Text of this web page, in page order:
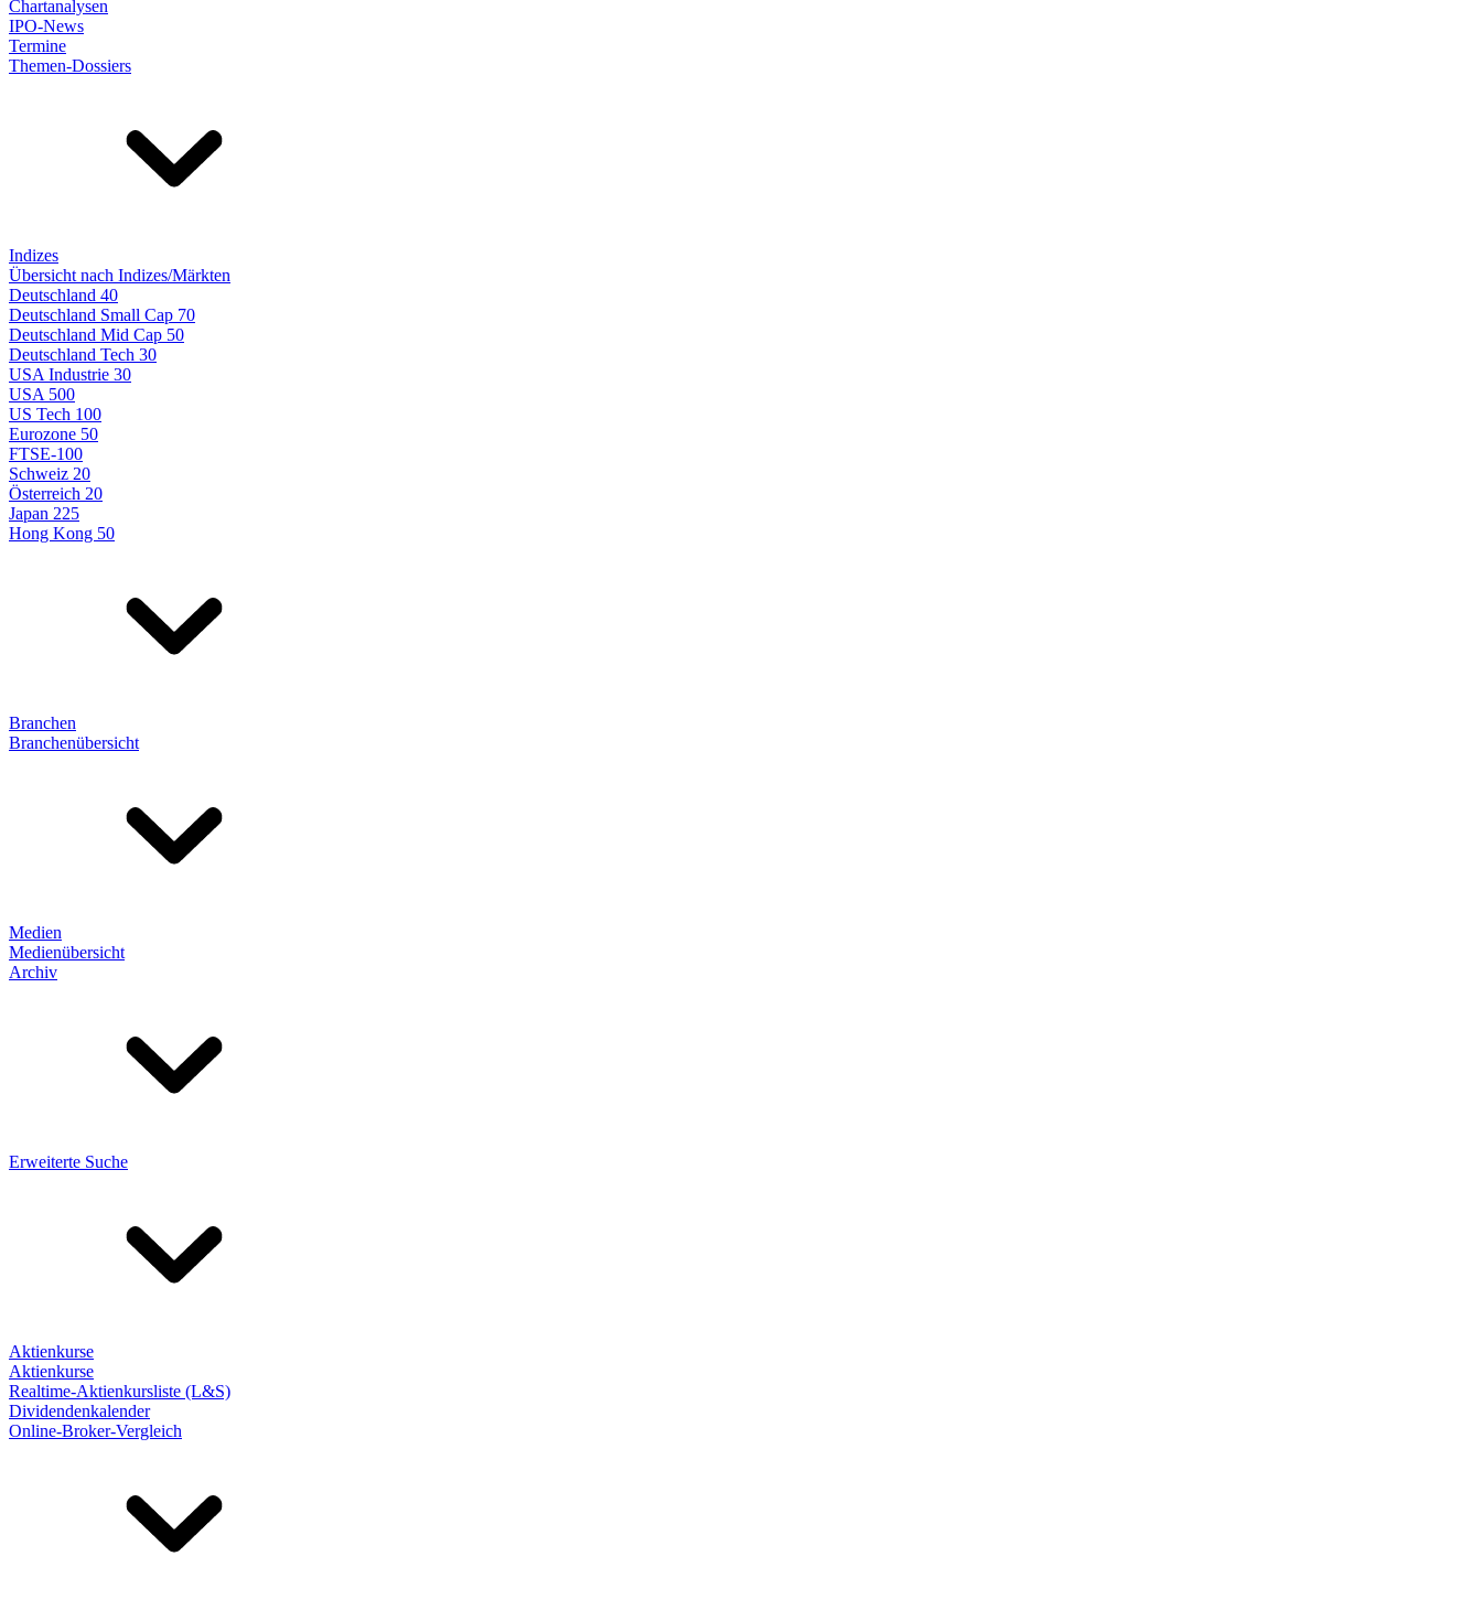
Chartanalysen
IPO-News
Termine
Themen-Dossiers
Indizes
Übersicht nach Indizes/Märkten
Deutschland 40
Deutschland Small Cap 70
Deutschland Mid Cap 50
Deutschland Tech 30
USA Industrie 30
USA 500
US Tech 100
Eurozone 50
FTSE-100
Schweiz 20
Österreich 20
Japan 225
Hong Kong 50
Branchen
Branchenübersicht
Medien
Medienübersicht
Archiv
Erweiterte Suche
Aktienkurse
Aktienkurse
Realtime-Aktienkursliste (L&S)
Dividendenkalender
Online-Broker-Vergleich